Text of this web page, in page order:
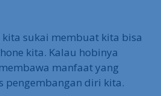
sukai membuat kita bisa
kita. Kalau hobinya
manfaat yang
pengembangan diri kita.